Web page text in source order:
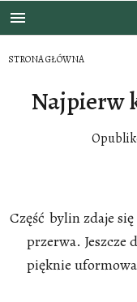
STRONA GŁÓWNA
Najpierw
Część bylin zdaje
przerwa. Jeszcze
pięknie